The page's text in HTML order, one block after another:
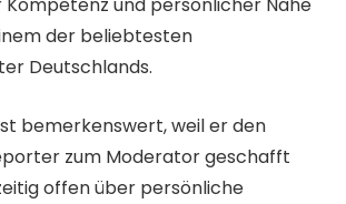
und persönlicher Nähe
der beliebtesten
Deutschlands.
bemerkenswert, weil er den
zum Moderator geschafft
offen über persönliche